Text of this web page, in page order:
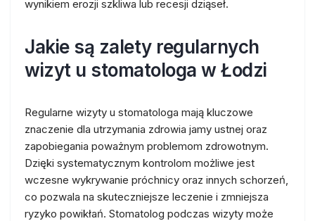
wynikiem erozji szkliwa lub recesji dziąseł.
Jakie są zalety regularnych
wizyt u stomatologa w Łodzi
Regularne wizyty u stomatologa mają kluczowe
znaczenie dla utrzymania zdrowia jamy ustnej oraz
zapobiegania poważnym problemom zdrowotnym.
Dzięki systematycznym kontrolom możliwe jest
wczesne wykrywanie próchnicy oraz innych schorzeń,
co pozwala na skuteczniejsze leczenie i zmniejsza
ryzyko powikłań. Stomatolog podczas wizyty może